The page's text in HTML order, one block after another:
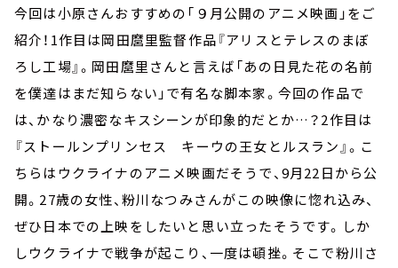
今回は小原さんおすすめの「９月公開のアニメ映画」をご
紹介！1作目は岡田麿里監督作品『アリスとテレスのまぼ
ろし工場』。岡田麿里さんと言えば「あの日見た花の名前
を僕達はまだ知らない」で有名な脚本家。今回の作品で
は、かなり濃密なキスシーンが印象的だとか…？2作目は
『ストールンプリンセス キーウの王女とルスラン』。こ
ちらはウクライナのアニメ映画だそうで、9月22日から公
開。27歳の女性、粉川なつみさんがこの映像に惚れ込み、
ぜひ日本での上映をしたいと思い立ったそうです。しか
しウクライナで戦争が起こり、一度は頓挫。そこで粉川さ